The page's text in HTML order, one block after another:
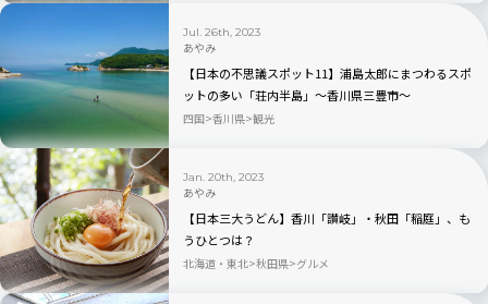
Jul. 26th, 2023
あやみ
【日本の不思議スポット11】浦島太郎にまつわるスポ
ットの多い「荘内半島」〜香川県三豊市〜
四国 香川県 観光
Jan. 20th, 2023
あやみ
【日本三大うどん】香川「讃岐」・秋田「稲庭」、も
うひとつは？
北海道・東北 秋田県 グルメ